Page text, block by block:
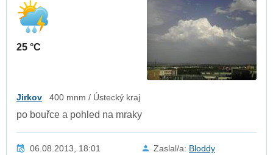
25 °C
Jirkov 400 mnm / Ústecký kraj
po bouřce a pohled na mraky
06.08.2013, 18:01 Zaslal/a: Bloddy